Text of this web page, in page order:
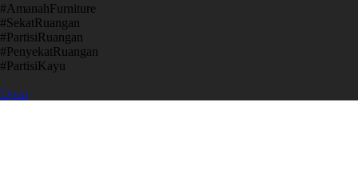
​#AmanahFurniture
​#SekatRuangan
​#PartisiRuangan
​#PenyekatRuangan
​#PartisiKayu
Open